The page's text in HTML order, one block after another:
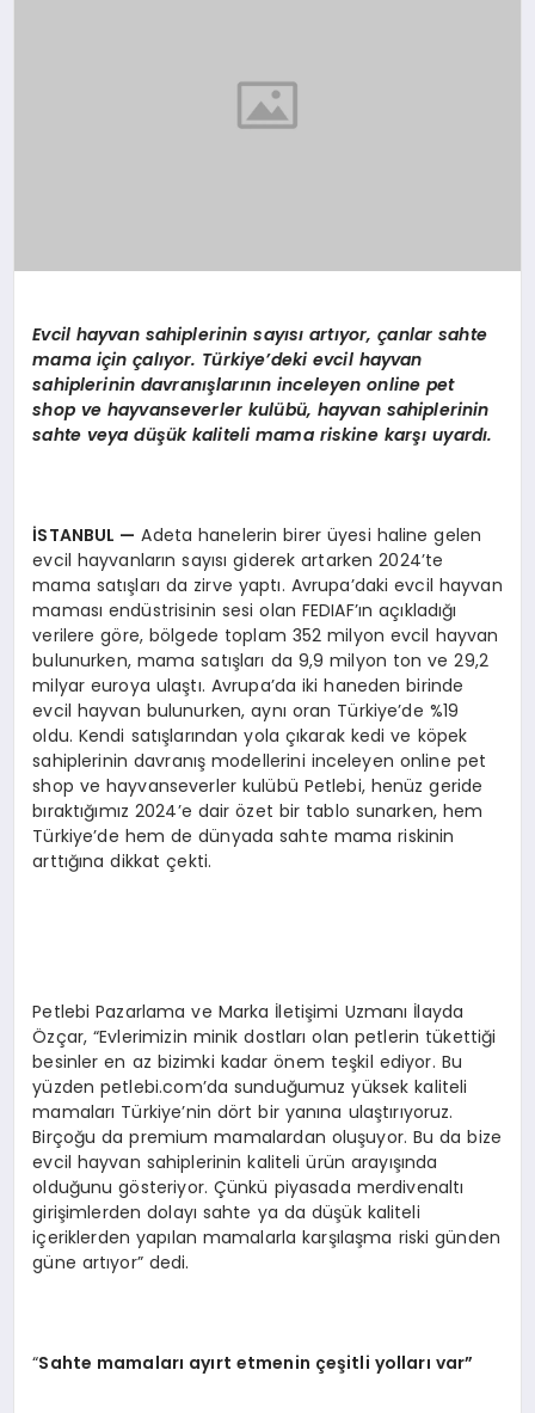
Evcil hayvan sahiplerinin sayısı artıyor, çanlar sahte
mama için çalıyor. Türkiye’deki evcil hayvan
sahiplerinin davranışlarının inceleyen online pet
shop ve hayvanseverler kulübü, hayvan sahiplerinin
sahte veya düşük kaliteli mama riskine karşı uyardı.
İSTANBUL — Adeta hanelerin birer üyesi haline gelen
evcil hayvanların sayısı giderek artarken 2024’te
mama satışları da zirve yaptı. Avrupa’daki evcil hayvan
maması endüstrisinin sesi olan FEDIAF’ın açıkladığı
verilere göre, bölgede toplam 352 milyon evcil hayvan
bulunurken, mama satışları da 9,9 milyon ton ve 29,2
milyar euroya ulaştı. Avrupa’da iki haneden birinde
evcil hayvan bulunurken, aynı oran Türkiye’de %19
oldu. Kendi satışlarından yola çıkarak kedi ve köpek
sahiplerinin davranış modellerini inceleyen online pet
shop ve hayvanseverler kulübü Petlebi, henüz geride
bıraktığımız 2024’e dair özet bir tablo sunarken, hem
Türkiye’de hem de dünyada sahte mama riskinin
arttığına dikkat çekti.
Petlebi Pazarlama ve Marka İletişimi Uzmanı İlayda
Özçar, “Evlerimizin minik dostları olan petlerin tükettiği
besinler en az bizimki kadar önem teşkil ediyor. Bu
yüzden petlebi.com’da sunduğumuz yüksek kaliteli
mamaları Türkiye’nin dört bir yanına ulaştırıyoruz.
Birçoğu da premium mamalardan oluşuyor. Bu da bize
evcil hayvan sahiplerinin kaliteli ürün arayışında
olduğunu gösteriyor. Çünkü piyasada merdivenaltı
girişimlerden dolayı sahte ya da düşük kaliteli
içeriklerden yapılan mamalarla karşılaşma riski günden
güne artıyor” dedi.
“Sahte mamaları ayırt etmenin çeşitli yolları var”